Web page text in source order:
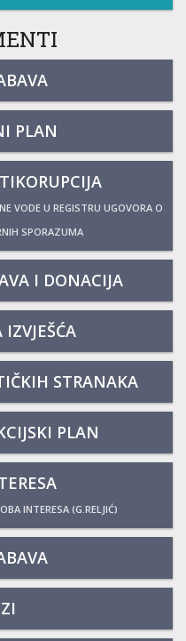
PLAN
VODE U REGISTRU UGOVORA O
SPORAZUMA
I DONACIJA
STRANAKA
PLAN
INTERESA (G.RELJIĆ)